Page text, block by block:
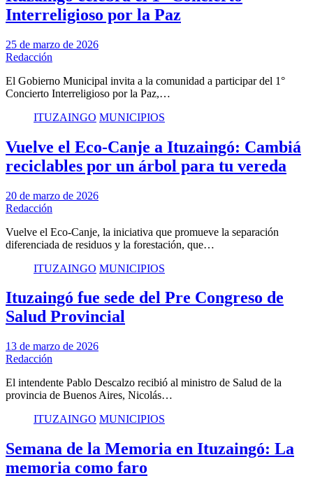
Interreligioso por la Paz
25 de marzo de 2026
Redacción
El Gobierno Municipal invita a la comunidad a participar del 1°
Concierto Interreligioso por la Paz,…
ITUZAINGO MUNICIPIOS
Vuelve el Eco-Canje a Ituzaingó: Cambiá
reciclables por un árbol para tu vereda
20 de marzo de 2026
Redacción
Vuelve el Eco-Canje, la iniciativa que promueve la separación
diferenciada de residuos y la forestación, que…
ITUZAINGO MUNICIPIOS
Ituzaingó fue sede del Pre Congreso de
Salud Provincial
13 de marzo de 2026
Redacción
El intendente Pablo Descalzo recibió al ministro de Salud de la
provincia de Buenos Aires, Nicolás…
ITUZAINGO MUNICIPIOS
Semana de la Memoria en Ituzaingó: La
memoria como faro